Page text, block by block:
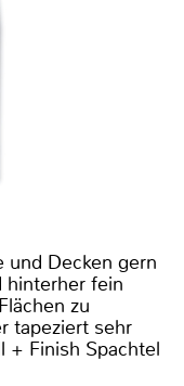
und Decken gern
hinterher fein
zu
tapeziert sehr
+ Finish Spachtel